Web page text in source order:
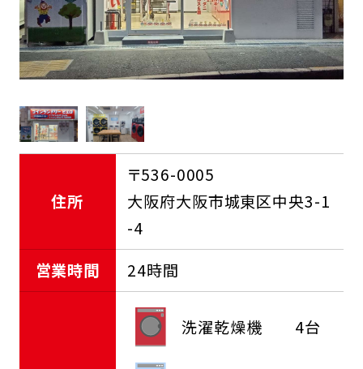
FCオーナー募集中
住所
〒536-0005
大阪府大阪市城東区中央3-1
-4
営業時間
24時間
洗濯乾燥機 4台